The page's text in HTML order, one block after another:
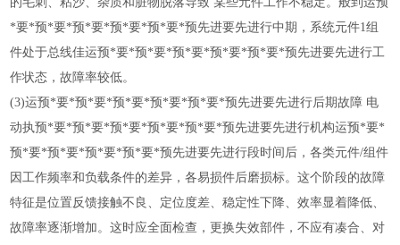
*要*预*要*预*要*预*要*预*要*预先进要先进行中期，系统元件1组
件处于总线佳运预*要*预*要*预*要*预*要*预*要*预先进要先进行工
作状态，故障率较低。
(3)运预*要*预*要*预*要*预*要*预*要*预先进要先进行后期故障 电
动执预*要*预*要*预*要*预*要*预*要*预先进要先进行机构运预*要*
预*要*预*要*预*要*预*要*预先进要先进行段时间后，各类元件/组件
因工作频率和负载条件的差异，各易损件后磨损标。这个阶段的故障
特征是位置反馈接触不良、定位度差、稳定性下降、效率显着降低、
故障率逐渐增加。这时应全面检查，更换失效部件，不应有凑合、对